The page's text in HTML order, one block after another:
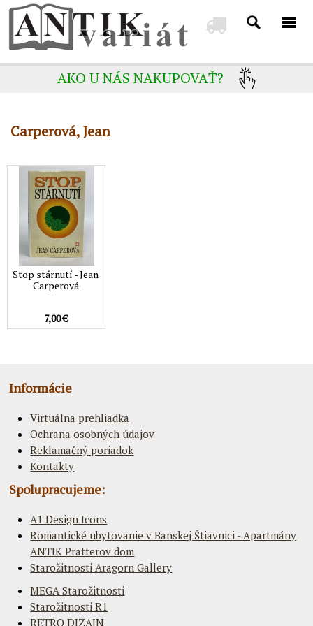
AKO U NÁS NAKUPOVAŤ?
Carperová, Jean
Stop stárnutí - Jean
Carperová
7,00 €
Informácie
Virtuálna prehliadka
Ochrana osobných údajov
Reklamačný poriadok
Kontakty
Spolupracujeme:
A1 Design Icons
Romantické ubytovanie v Banskej Štiavnici - Apartmány
ANTIK Pratterov dom
Starožitnosti Aragorn Gallery
MEGA Starožitnosti
Starožitnosti R1
RETRO DIZAJN